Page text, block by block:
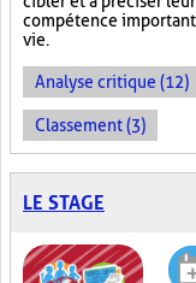
compétence
vie.
Analyse critique (12)
Classement (3)
LE STAGE